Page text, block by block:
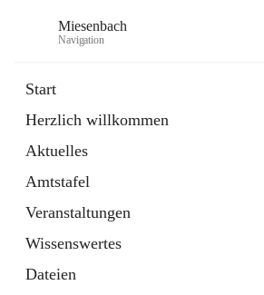
Miesenbach
Navigation
Start
Herzlich willkommen
Aktuelles
Amtstafel
Veranstaltungen
Wissenswertes
Dateien
Externe Webseite
in
Tab
Region Schneebergland
Externe Webseite
öffnet
in
neuem
Tab